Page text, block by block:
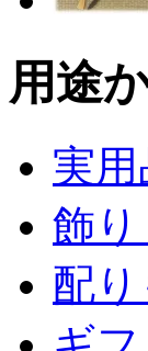
用途
実用
飾
配